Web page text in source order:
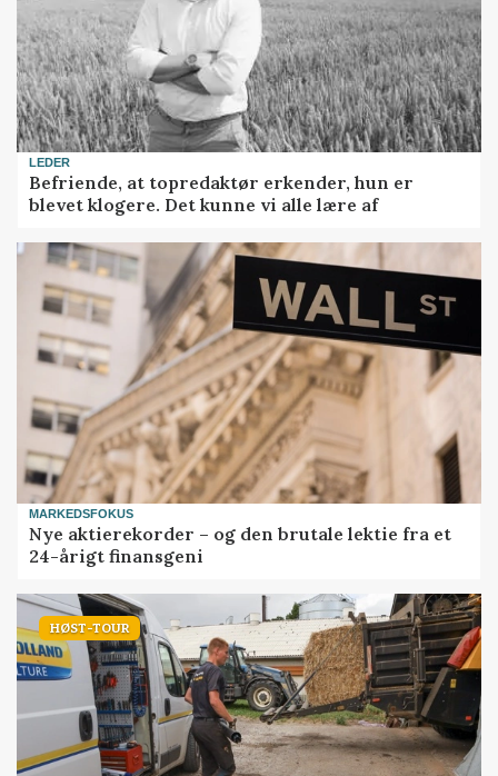
LEDER
Befriende, at topredaktør erkender, hun er
blevet klogere. Det kunne vi alle lære af
MARKEDSFOKUS
Nye aktierekorder – og den brutale lektie fra et
24-årigt finansgeni
HØST-TOUR